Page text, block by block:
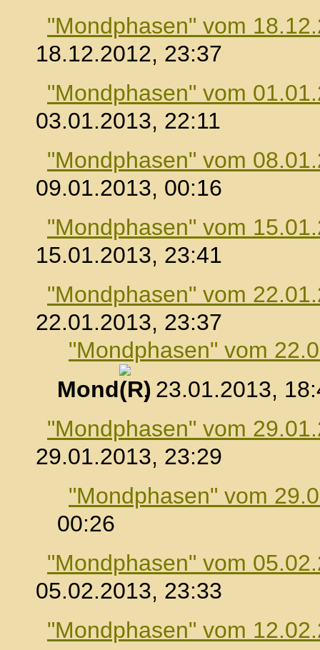
"Mondphasen" vom
18.12.2012, 23:37
"Mondphasen" vom
03.01.2013, 22:11
"Mondphasen" vom
09.01.2013, 00:16
"Mondphasen" vom
15.01.2013, 23:41
"Mondphasen" vom
22.01.2013, 23:37
"Mondphasen" vom
Mond
, 23.01.2013,
"Mondphasen" vom
29.01.2013, 23:29
"Mondphasen" vom
00:26
"Mondphasen" vom
05.02.2013, 23:33
"Mondphasen" vom